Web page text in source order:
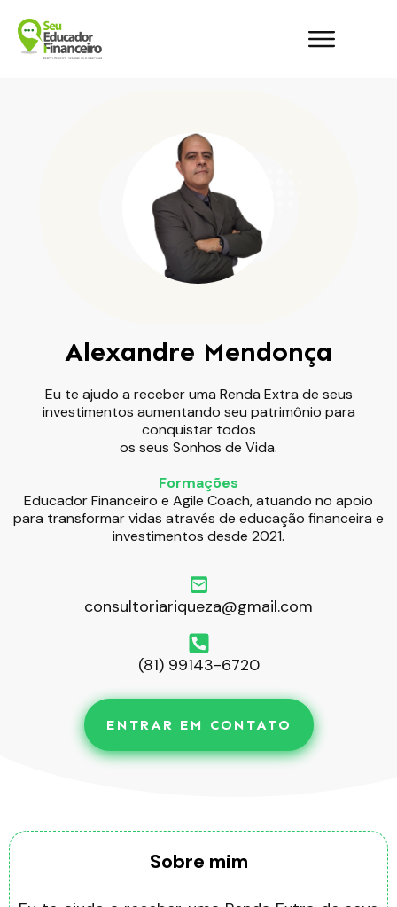
Alexandre Mendonça
Eu te ajudo a receber uma Renda Extra de seus
investimentos aumentando seu patrimônio para
conquistar todos
os seus Sonhos de Vida.
Formações
Educador Financeiro e Agile Coach, atuando no apoio
para transformar vidas através de educação financeira e
investimentos desde 2021.
consultoriariqueza@gmail.com
(81) 99143-6720
ENTRAR EM CONTATO
Sobre mim